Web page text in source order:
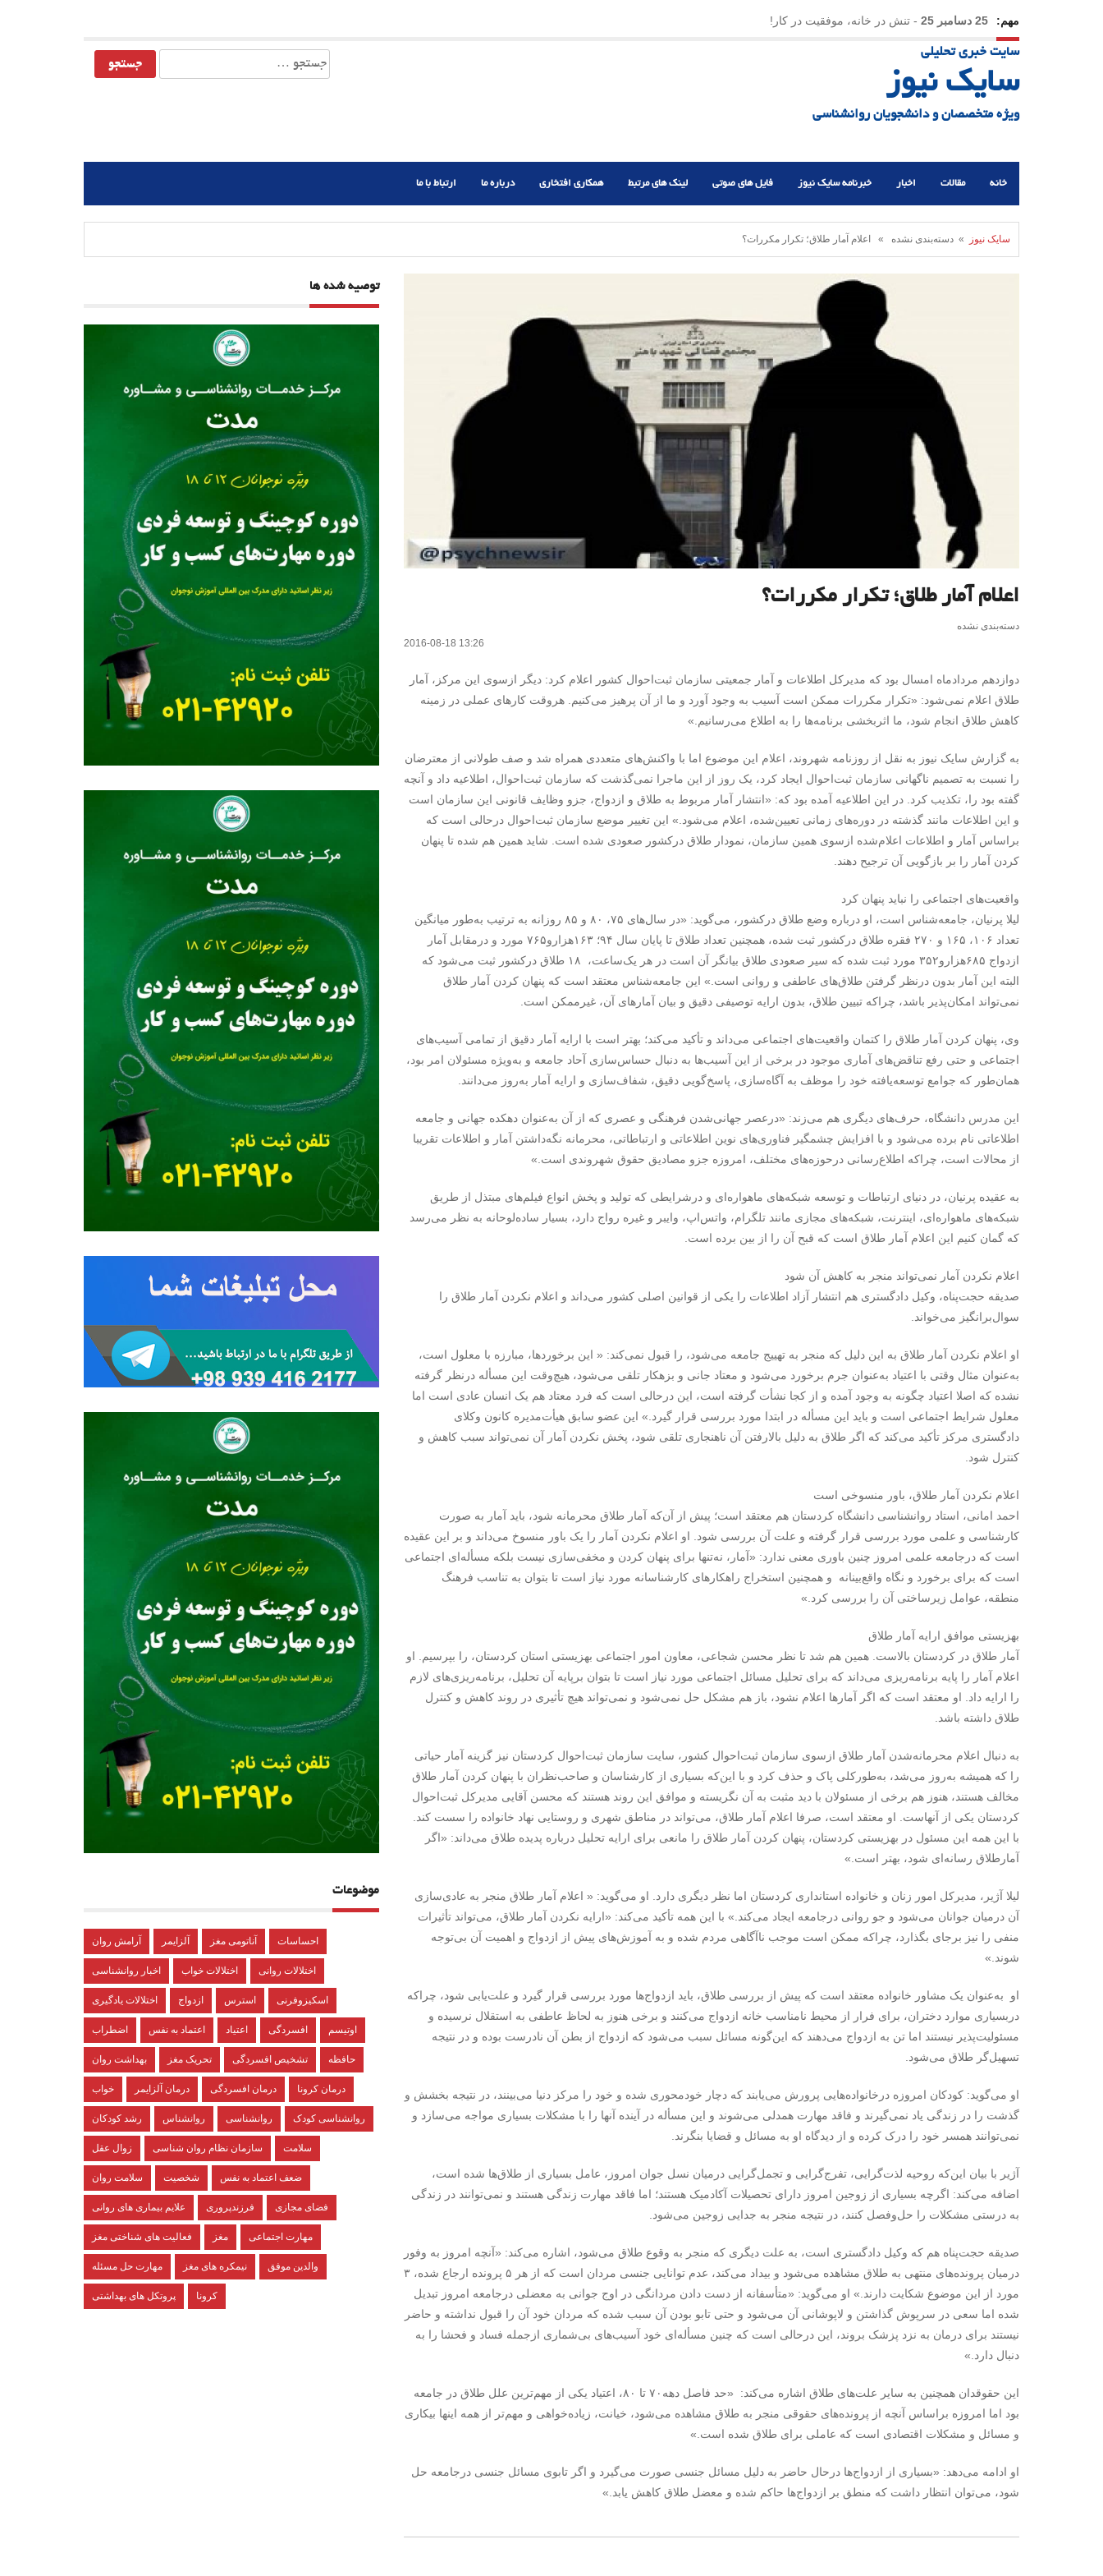
مهم: 25 دسامبر 25 - تنش در خانه، موفقیت در کار!
23 دسامبر 25
سایت خبری تحلیلی
سایک نیوز
ویژه متخصصان و دانشجویان روانشناسی
جستجو
برای:
خانه مقالات اخبار خبرنامه سایک نیوز فایل های صوتی لینک های مرتبط همکاری افتخاری درباره ما ارتباط با ما
سایک نیوز » دسته‌بندی نشده » اعلام آمار طلاق؛ تکرار مکررات؟
اعلام آمار طلاق؛ تکرار مکررات؟
دسته‌بندی نشده
2016-08-18 13:26
دوازدهم مردادماه امسال بود که مدیرکل اطلاعات و آمار جمعیتی سازمان ثبت‌احوال کشور اعلام کرد: دیگر ازسوی این مرکز، آمار
طلاق اعلام نمی‌شود: «تکرار مکررات ممکن است آسیب به وجود آورد و ما از آن پرهیز می‌کنیم. هروقت کارهای عملی در زمینه
کاهش طلاق انجام شود، ما اثربخشی برنامه‌ها را به اطلاع می‌رسانیم.»
به گزارش سایک نیوز به نقل از روزنامه شهروند، اعلام این موضوع اما با واکنش‌های متعددی همراه شد و صف طولانی از معترضان
را نسبت به تصمیم ناگهانی سازمان ثبت‌احوال ایجاد کرد، یک روز از این ماجرا نمی‌گذشت که سازمان ثبت‌احوال، اطلاعیه داد و آنچه
گفته بود را، تکذیب کرد. در این اطلاعیه آمده بود که: «انتشار آمار مربوط به طلاق و ازدواج، جزو وظایف قانونی این سازمان است
و این اطلاعات مانند گذشته در دوره‌های زمانی تعیین‌شده، اعلام می‌شود.» این تغییر موضع سازمان ثبت‌احوال درحالی است که
براساس آمار و اطلاعات اعلام‌شده ازسوی همین سازمان، نمودار طلاق درکشور صعودی شده است. شاید همین هم شده تا پنهان
کردن آمار را بر بازگویی آن ترجیح دهند.
واقعیت‌های اجتماعی را نباید پنهان کرد
لیلا پرنیان، جامعه‌شناس است، او درباره وضع طلاق درکشور، می‌گوید: «در سال‌های ٧۵، ٨٠ و ٨۵ روزانه به ترتیب به‌طور میانگین
تعداد ١٠۶، ١۶۵ و ٢٧٠ فقره طلاق درکشور ثبت شده، همچنین تعداد طلاق تا پایان‌ سال ٩۴؛ ١۶٣هزارو٧۶۵ مورد و درمقابل آمار
ازدواج ۶٨۵‌هزارو٣۵٢ مورد ثبت شده که سیر صعودی طلاق بیانگر آن است در هر یک‌ساعت، ١٨ طلاق درکشور ثبت می‌شود که
البته این آمار بدون درنظر گرفتن طلاق‌های عاطفی و روانی است.» این جامعه‌شناس معتقد است که پنهان کردن آمار طلاق
نمی‌تواند امکان‌پذیر باشد، چراکه تبیین طلاق، بدون ارایه توصیفی دقیق و بیان آمارهای آن، غیرممکن است.
وی، پنهان کردن آمار طلاق را کتمان واقعیت‌های اجتماعی می‌داند و تأکید می‌کند؛ بهتر است با ارایه آمار دقیق از تمامی آسیب‌های
اجتماعی و حتی رفع تناقض‌های آماری موجود در برخی از این آسیب‌ها به دنبال حساس‌سازی آحاد جامعه و به‌ویژه مسئولان امر بود،
همان‌طور که جوامع توسعه‌یافته خود را موظف به آگاه‌سازی، پاسخ‌گویی دقیق، شفاف‌سازی و ارایه آمار به‌روز می‌دانند.
این مدرس دانشگاه، حرف‌های دیگری هم می‌زند: «درعصر جهانی‌شدن فرهنگی و عصری که از آن به‌عنوان دهکده جهانی و جامعه
اطلاعاتی نام برده می‌شود و با افزایش چشمگیر فناوری‌های نوین اطلاعاتی و ارتباطاتی، محرمانه نگه‌داشتن آمار و اطلاعات تقریبا
از محالات است، چراکه اطلاع‌رسانی درحوزه‌های مختلف، امروزه جزو مصادیق حقوق شهروندی است.»
به عقیده پرنیان، در دنیای ارتباطات و توسعه شبکه‌های ماهواره‌ای و درشرایطی که تولید و پخش انواع فیلم‌های مبتذل از طریق
شبکه‌های ماهواره‌ای، اینترنت، شبکه‌های مجازی مانند تلگرام، واتس‌اپ، وایبر و غیره رواج دارد، بسیار ساده‌لوحانه به نظر می‌رسد
که گمان کنیم این اعلام آمار طلاق است که قبح آن را از بین برده است.
اعلام نکردن آمار نمی‌تواند منجر به کاهش آن شود
صدیقه حجت‌پناه، وکیل دادگستری هم انتشار آزاد اطلاعات را یکی از قوانین اصلی کشور می‌داند و اعلام نکردن آمار طلاق را
سوال‌برانگیز می‌خواند.
او اعلام نکردن آمار طلاق به این دلیل که منجر به تهییج جامعه می‌شود، را قبول نمی‌کند: « این برخوردها، مبارزه با معلول است،
به‌عنوان مثال وقتی با اعتیاد به‌عنوان جرم برخورد می‌شود و معتاد جانی و بزهکار تلقی می‌شود، هیچ‌وقت این مسأله درنظر گرفته
نشده که اصلا اعتیاد چگونه به وجود آمده و از کجا نشأت گرفته است، این درحالی است که فرد معتاد هم یک انسان عادی است اما
معلول شرایط اجتماعی است و باید این مسأله در ابتدا مورد بررسی قرار گیرد.» این عضو سابق هیأت‌مدیره کانون وکلای
دادگستری مرکز تأکید می‌کند که اگر طلاق به دلیل بالارفتن آن ناهنجاری تلقی شود، پخش نکردن آمار آن نمی‌تواند سبب کاهش و
کنترل شود.
اعلام نکردن آمار طلاق، باور منسوخی است
احمد امانی، استاد روانشناسی دانشگاه کردستان هم معتقد است؛ پیش از آن‌که آمار طلاق محرمانه شود، باید آمار به صورت
کارشناسی و علمی مورد بررسی قرار گرفته و علت آن بررسی شود. او اعلام نکردن آمار را یک باور منسوخ می‌داند و بر این عقیده
است که درجامعه علمی امروز چنین باوری معنی ندارد: «آمار، نه‌تنها برای پنهان کردن و مخفی‌سازی نیست بلکه مسأله‌ای اجتماعی
است که برای برخورد و نگاه واقع‌بینانه و همچنین استخراج راهکارهای کارشناسانه مورد نیاز است تا بتوان به تناسب فرهنگ
منطقه، عوامل زیرساختی آن را بررسی کرد.»
بهزیستی موافق ارایه آمار طلاق
آمار طلاق در کردستان بالاست. همین هم شد تا نظر محسن شجاعی، معاون امور اجتماعی بهزیستی استان کردستان، را بپرسیم. او
اعلام آمار را پایه برنامه‌ریزی می‌داند که برای تحلیل مسائل اجتماعی مورد نیاز است تا بتوان برپایه آن تحلیل، برنامه‌ریزی‌های لازم
را ارایه داد. او معتقد است که اگر آمارها اعلام نشود، باز هم مشکل حل نمی‌شود و نمی‌تواند هیچ تأثیری در روند کاهش و کنترل
طلاق داشته باشد.
به دنبال اعلام محرمانه‌شدن آمار طلاق ازسوی سازمان ثبت‌احوال کشور، سایت سازمان ثبت‌احوال کردستان نیز گزینه آمار حیاتی
را که همیشه به‌روز می‌شد، به‌طورکلی پاک و حذف کرد و با این‌که بسیاری از کارشناسان و صاحب‌نظران با پنهان کردن آمار طلاق
مخالف هستند، هنوز هم برخی از مسئولان با دید مثبت به آن نگریسته و موافق این روند هستند که محسن آقایی مدیرکل ثبت‌احوال
کردستان یکی از آنهاست. او معتقد است، صرفا اعلام آمار طلاق، می‌تواند در مناطق شهری و روستایی نهاد خانواده را سست کند.
با این همه این مسئول در بهزیستی کردستان، پنهان کردن آمار طلاق را مانعی برای ارایه تحلیل درباره پدیده طلاق می‌داند: «اگر
آمارطلاق رسانه‌ای شود، بهتر است.»
لیلا آژیر، مدیرکل امور زنان و خانواده استانداری کردستان اما نظر دیگری دارد. او می‌گوید: « اعلام آمار طلاق منجر به عادی‌سازی
آن درمیان جوانان می‌شود و جو روانی درجامعه ایجاد می‌کند.» با این همه تأکید می‌کند: «ارایه نکردن آمار طلاق، می‌تواند تأثیرات
منفی را نیز برجای بگذارد، چراکه ممکن است موجب ناآگاهی مردم شده و به آموزش‌های پیش از ازدواج و اهمیت آن بی‌توجه
شوند.»
او به‌عنوان یک مشاور خانواده معتقد است که پیش از بررسی طلاق، باید ازدواج‌ها مورد بررسی قرار گیرد و علت‌یابی شود، چراکه
دربسیاری موارد دختران، برای فرار از محیط نامناسب خانه ازدواج می‌کنند و برخی هنوز به لحاظ عاطفی به استقلال نرسیده و
مسئولیت‌پذیر نیستند اما تن به ازدواج می‌دهند که این‌گونه مسائل سبب می‌شود که ازدواج از بطن آن نادرست بوده و در نتیجه
تسهیل‌گر طلاق می‌شود.
او می‌گوید: کودکان امروزه درخانواده‌هایی پرورش می‌یابند که دچار خودمحوری شده و خود را مرکز دنیا می‌بینند، در نتیجه بخشش و
گذشت را در زندگی یاد نمی‌گیرند و فاقد مهارت همدلی می‌شوند و این مسأله در آینده آنها را با مشکلات بسیاری مواجه می‌سازد و
نمی‌توانند همسر خود را درک کرده و از دیدگاه او به مسائل و قضایا بنگرند.
آژیر با بیان این‌که روحیه لذت‌گرایی، تفرج‌گرایی و تجمل‌گرایی درمیان نسل جوان امروز، عامل بسیاری از طلاق‌ها شده است،
اضافه می‌کند: اگرچه بسیاری از زوجین امروز دارای تحصیلات آکادمیک هستند؛ اما فاقد مهارت زندگی هستند و نمی‌توانند در زندگی
به درستی مشکلات را حل‌وفصل کنند، در نتیجه منجر به جدایی زوجین می‌شود.
صدیقه حجت‌پناه هم که وکیل دادگستری است، به علت دیگری که منجر به وقوع طلاق می‌شود، اشاره می‌کند: «آنچه امروز به وفور
درمیان پرونده‌های منتهی به طلاق مشاهده می‌شود و بیداد می‌کند، عدم توانایی جنسی مردان است که از هر ۵ پرونده ارجاع شده، ٣
مورد از این موضوع شکایت دارند.» او می‌گوید: «متأسفانه از دست دادن مردانگی در اوج جوانی به معضلی درجامعه امروز تبدیل
شده اما سعی در سرپوش گذاشتن و لاپوشانی آن می‌شود و حتی تابو بودن آن سبب شده که مردان خود آن را قبول نداشته و حاضر
نیستند برای درمان به نزد پزشک بروند، این درحالی است که چنین مسأله‌ای خود آسیب‌های بی‌شماری ازجمله فساد و فحشا را به
دنبال دارد.»
این حقوقدان همچنین به سایر علت‌های طلاق اشاره می‌کند: «حد فاصل دهه٧٠ تا ٨٠، اعتیاد یکی از مهم‌ترین علل طلاق در جامعه
بود اما امروزه براساس آنچه از پرونده‌های حقوقی منجر به طلاق مشاهده می‌شود، خیانت، زیاده‌خواهی و مهم‌تر از همه اینها بیکاری
و مسائل و مشکلات اقتصادی است که عاملی برای طلاق شده است.»
او ادامه می‌دهد: «بسیاری از ازدواج‌ها درحال حاضر به ‌دلیل مسائل جنسی صورت می‌گیرد و اگر تابوی مسائل جنسی درجامعه حل
شود، می‌توان انتظار داشت که منطق بر ازدواج‌ها حاکم شده و معضل طلاق کاهش یابد.»
توصیه شده ها
موضوعات
آرامش روان آلزایمر آناتومی مغز احساسات
اخبار روانشناسی اختلالات خواب اختلالات روانی
اختلالات یادگیری ازدواج استرس اسکیزوفرنی
اضطراب اعتماد به نفس اعتیاد افسردگی اوتیسم
بهداشت روان تحریک مغز تشخیص افسردگی حافظه
خواب درمان آلزایمر درمان افسردگی درمان کرونا
رشد کودکان روانشناس روانشناسی روانشناسی کودک
زوال عقل سازمان نظام روان شناسی سلامت
سلامت روان شخصیت ضعف اعتماد به نفس
علایم بیماری های روانی فرزندپروری فضای مجازی
فعالیت های شناختی مغز مغز مهارت اجتماعی
مهارت حل مسئله نیمکره های مغز والدین موفق
پروتکل های بهداشتی کرونا